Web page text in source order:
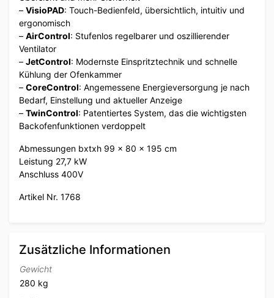
– VisioPAD: Touch-Bedienfeld, übersichtlich, intuitiv und
ergonomisch
– AirControl: Stufenlos regelbarer und oszillierender
Ventilator
– JetControl: Modernste Einspritztechnik und schnelle
Kühlung der Ofenkammer
– CoreControl: Angemessene Energieversorgung je nach
Bedarf, Einstellung und aktueller Anzeige
– TwinControl: Patentiertes System, das die wichtigsten
Backofenfunktionen verdoppelt
Abmessungen bxtxh 99 x 80 x 195 cm
Leistung 27,7 kW
Anschluss 400V
Artikel Nr. 1768
Zusätzliche Informationen
Gewicht
280 kg